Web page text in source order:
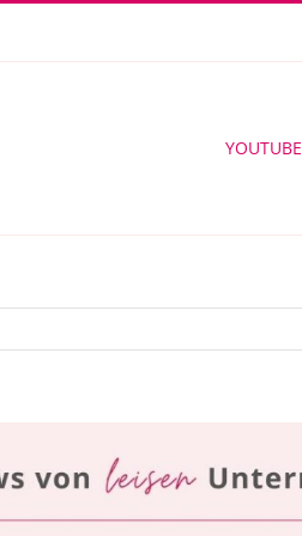
YOUTUBE